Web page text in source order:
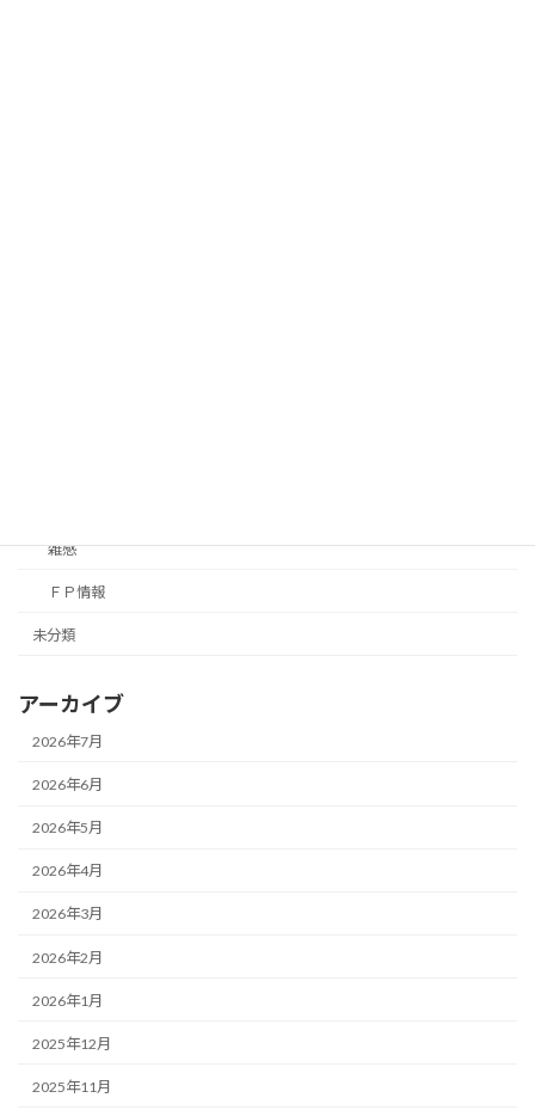
雑感
ＦＰ情報
未分類
アーカイブ
2026年7月
2026年6月
2026年5月
2026年4月
2026年3月
2026年2月
2026年1月
2025年12月
2025年11月